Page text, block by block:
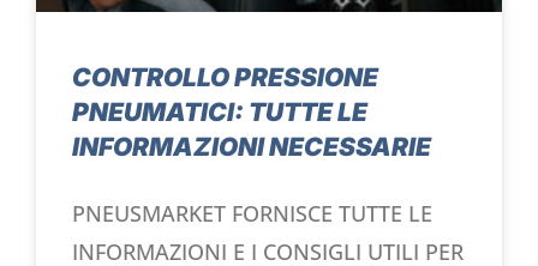
CONTROLLO PRESSIONE
PNEUMATICI: TUTTE LE
INFORMAZIONI NECESSARIE
PNEUSMARKET FORNISCE TUTTE LE
INFORMAZIONI E I CONSIGLI UTILI PER